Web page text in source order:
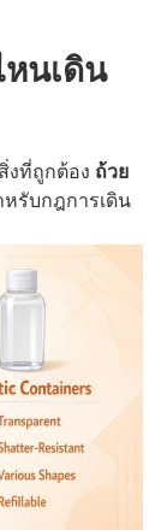
นเดิน
งที่ถูกต้อง ถ้วย
หรับกฎการเดิน